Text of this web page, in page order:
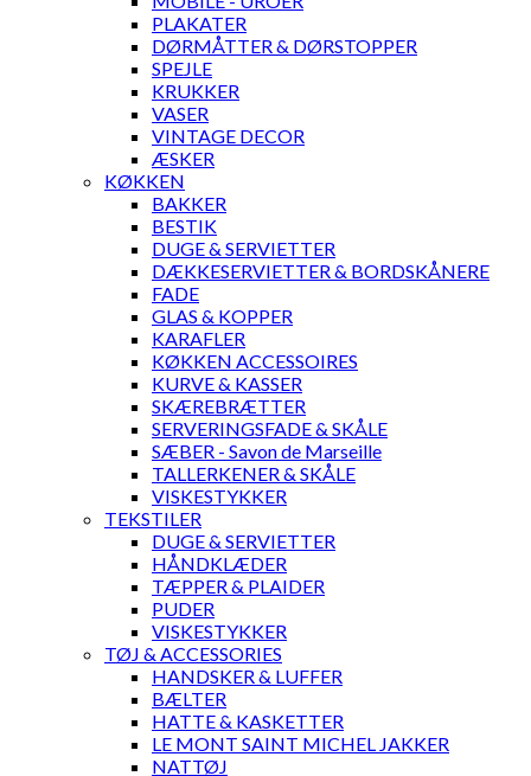
PLAKATER
DØRMÅTTER & DØRSTOPPER
SPEJLE
KRUKKER
VASER
VINTAGE DECOR
ÆSKER
KØKKEN
BAKKER
BESTIK
DUGE & SERVIETTER
DÆKKESERVIETTER & BORDSKÅNERE
FADE
GLAS & KOPPER
KARAFLER
KØKKEN ACCESSOIRES
KURVE & KASSER
SKÆREBRÆTTER
SERVERINGSFADE & SKÅLE
SÆBER - Savon de Marseille
TALLERKENER & SKÅLE
VISKESTYKKER
TEKSTILER
DUGE & SERVIETTER
HÅNDKLÆDER
TÆPPER & PLAIDER
PUDER
VISKESTYKKER
TØJ & ACCESSORIES
HANDSKER & LUFFER
BÆLTER
HATTE & KASKETTER
LE MONT SAINT MICHEL JAKKER
NATTØJ